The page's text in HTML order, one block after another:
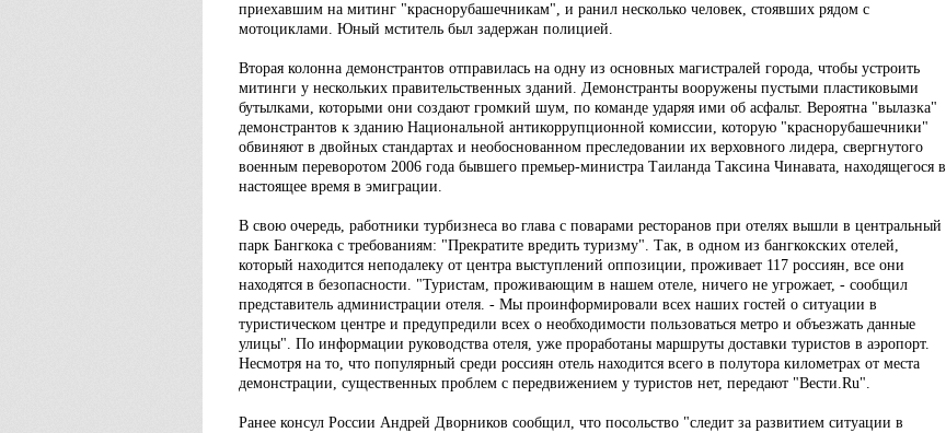
приехавшим на митинг "краснорубашечникам", и ранил несколько человек, стоявших рядом с
мотоциклами. Юный мститель был задержан полицией.
Вторая колонна демонстрантов отправилась на одну из основных магистралей города, чтобы устроить
митинги у нескольких правительственных зданий. Демонстранты вооружены пустыми пластиковыми
бутылками, которыми они создают громкий шум, по команде ударяя ими об асфальт. Вероятна "вылазка"
демонстрантов к зданию Национальной антикоррупционной комиссии, которую "краснорубашечники"
обвиняют в двойных стандартах и необоснованном преследовании их верховного лидера, свергнутого
военным переворотом 2006 года бывшего премьер-министра Таиланда Таксина Чинавата, находящегося в
настоящее время в эмиграции.
В свою очередь, работники турбизнеса во глава с поварами ресторанов при отелях вышли в центральный
парк Бангкока с требованиям: "Прекратите вредить туризму". Так, в одном из бангкокских отелей,
который находится неподалеку от центра выступлений оппозиции, проживает 117 россиян, все они
находятся в безопасности. "Туристам, проживающим в нашем отеле, ничего не угрожает, - сообщил
представитель администрации отеля. - Мы проинформировали всех наших гостей о ситуации в
туристическом центре и предупредили всех о необходимости пользоваться метро и объезжать данные
улицы". По информации руководства отеля, уже проработаны маршруты доставки туристов в аэропорт.
Несмотря на то, что популярный среди россиян отель находится всего в полутора километрах от места
демонстрации, существенных проблем с передвижением у туристов нет, передают "Вести.Ru".
Ранее консул России Андрей Дворников сообщил, что посольство "следит за развитием ситуации в